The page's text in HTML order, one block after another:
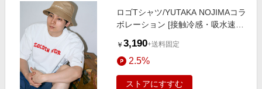
ロゴTシャツ/YUTAKA NOJIMAコラ
ボレーション [接触冷感・吸水速乾]
￥ 3,190+送料固定
2.5%
ストアにすすむ